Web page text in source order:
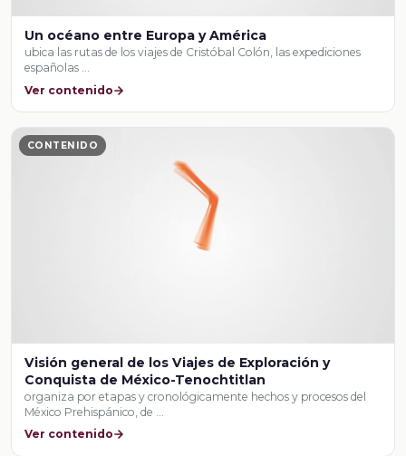
Un océano entre Europa y América
ubica las rutas de los viajes de Cristóbal Colón, las expediciones
españolas …
Ver contenido
CONTENIDO
Visión general de los Viajes de Exploración y
Conquista de México-Tenochtitlan
organiza por etapas y cronológicamente hechos y procesos del
México Prehispánico, de …
Ver contenido